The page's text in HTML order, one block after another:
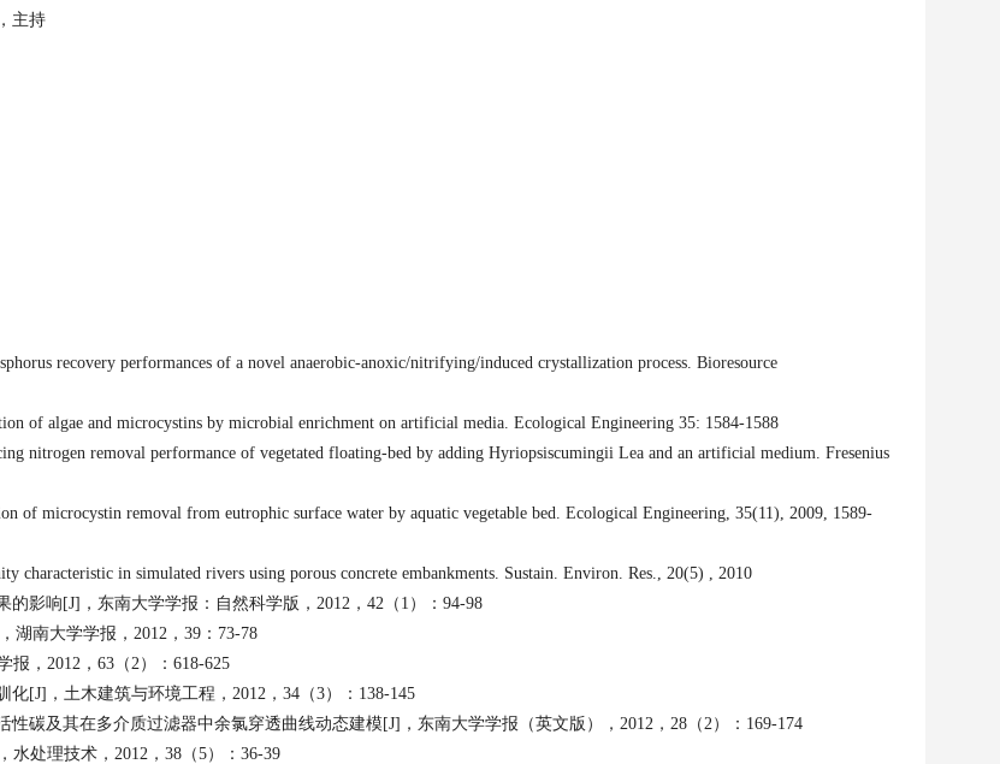
主持
recovery performances of a novel anaerobic-anoxic/nitrifying/induced crystallization process. Bioresource
of algae and microcystins by microbial enrichment on artificial media. Ecological Engineering 35: 1584-1588
nitrogen removal performance of vegetated floating-bed by adding Hyriopsiscumingii Lea and an artificial medium. Fresenius
microcystin removal from eutrophic surface water by aquatic vegetable bed. Ecological Engineering, 35(11), 2009, 1589-
in simulated rivers using porous concrete embankments. Sustain. Environ. Res., 20(5) , 2010
的影响 [J]， 东南大学学报：自然科学版 ，2012，42（1）：94-98
， 湖南大学学报 ，2012，39：73-78
报 ，2012，63（2）：618-625
化[J]， 土木建筑与环境工程 ，2012，34（3）：138-145
性碳及其在多介质过滤器中余氯穿透曲线动态建模[J]， 东南大学学报（英文版）
，2012，28（2）：169-174
水处理技术 ，2012，38（5）：36-39